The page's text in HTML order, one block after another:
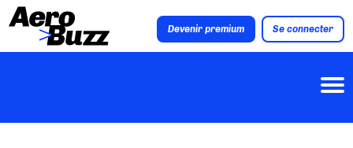
Devenir premium Se connecter